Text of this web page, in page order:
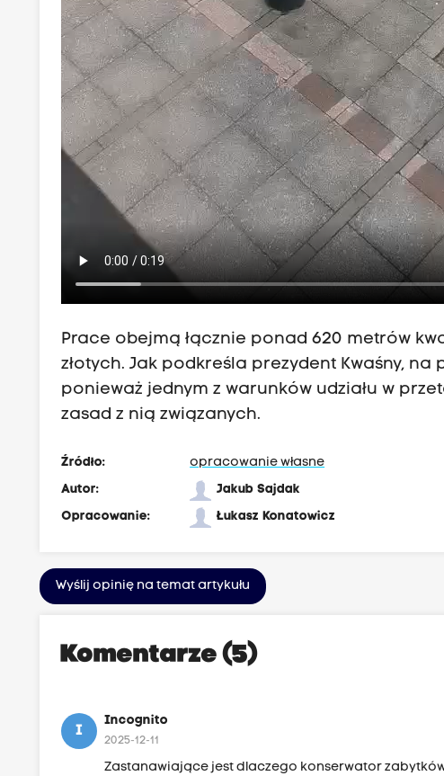
Prace obejmą łącznie ponad 620 metrów
złotych. Jak podkreśla prezydent Kwaśny, na
ponieważ jednym z warunków udziału w
zasad z nią związanych.
Źródło:
opracowanie własne
Autor:
Jakub Sajdak
Opracowanie:
Łukasz Konatowicz
Wyślij opinię na temat artykułu
Komentarze (5)
I
Incognito
2025-12-11
Zastanawiające jest dlaczego konserwator